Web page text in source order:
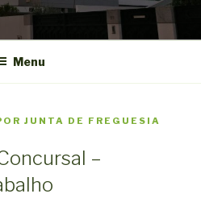
Menu
JUNTA DE FREGUESIA
–